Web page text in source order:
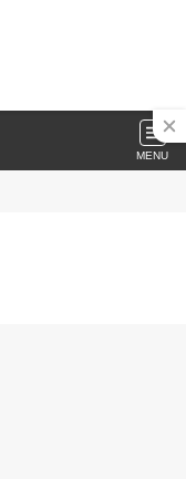
MENU